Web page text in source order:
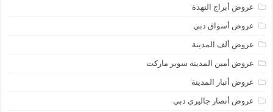
عروض أبراج النهدة
عروض أسواق دبي
عروض ألف المدينة
عروض أمين المدينة سوبر ماركت
عروض أنبار المدينة
عروض أنصار جاليري دبي